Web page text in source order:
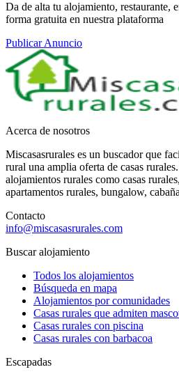
Da de alta tu alojamiento, restaurante,
forma gratuita en nuestra plataforma
Publicar Anuncio
Acerca de nosotros
Miscasasrurales es un buscador que
rural una amplia oferta de casas
alojamientos rurales como casas
apartamentos rurales, bungalow,
Contacto
info@miscasasrurales.com
Buscar alojamiento
Todos los alojamientos
Búsqueda en mapa
Alojamientos por comunidades
Casas rurales que admiten
Casas rurales con piscina
Casas rurales con barbacoa
Escapadas